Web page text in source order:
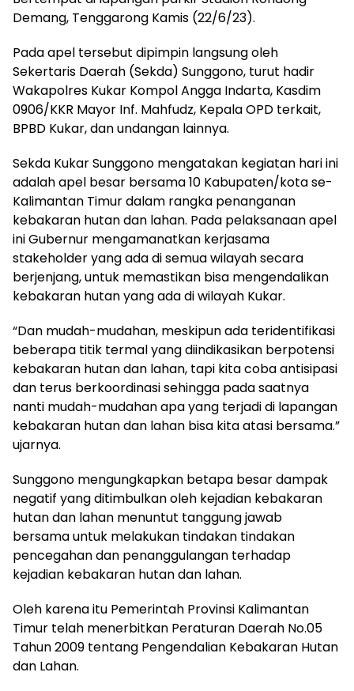
Demang, Tenggarong Kamis (22/6/23).
Pada apel tersebut dipimpin langsung oleh
Sekertaris Daerah (Sekda) Sunggono, turut hadir
Wakapolres Kukar Kompol Angga Indarta, Kasdim
0906/KKR Mayor Inf. Mahfudz, Kepala OPD terkait,
BPBD Kukar, dan undangan lainnya.
Sekda Kukar Sunggono mengatakan kegiatan hari ini
adalah apel besar bersama 10 Kabupaten/kota se-
Kalimantan Timur dalam rangka penanganan
kebakaran hutan dan lahan. Pada pelaksanaan apel
ini Gubernur mengamanatkan kerjasama
stakeholder yang ada di semua wilayah secara
berjenjang, untuk memastikan bisa mengendalikan
kebakaran hutan yang ada di wilayah Kukar.
“Dan mudah-mudahan, meskipun ada teridentifikasi
beberapa titik termal yang diindikasikan berpotensi
kebakaran hutan dan lahan, tapi kita coba antisipasi
dan terus berkoordinasi sehingga pada saatnya
nanti mudah-mudahan apa yang terjadi di lapangan
kebakaran hutan dan lahan bisa kita atasi bersama.”
ujarnya.
Sunggono mengungkapkan betapa besar dampak
negatif yang ditimbulkan oleh kejadian kebakaran
hutan dan lahan menuntut tanggung jawab
bersama untuk melakukan tindakan tindakan
pencegahan dan penanggulangan terhadap
kejadian kebakaran hutan dan lahan.
Oleh karena itu Pemerintah Provinsi Kalimantan
Timur telah menerbitkan Peraturan Daerah No.05
Tahun 2009 tentang Pengendalian Kebakaran Hutan
dan Lahan.